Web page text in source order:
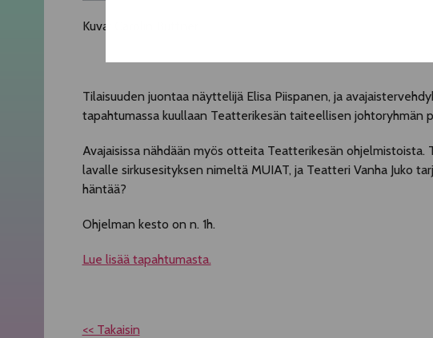
Kuva: Carolin Büttner
Tilaisuuden juontaa näyttelijä Elisa Piispanen, ja
tapahtumassa kuullaan Teatterikesän taiteellisen
Avajaisissa nähdään myös otteita Teatterikesän
lavalle sirkusesityksen nimeltä MUIAT, ja Teatteri Vanha Juko
häntää?
Ohjelman kesto on n. 1h.
Lue lisää tapahtumasta.
<< Takaisin